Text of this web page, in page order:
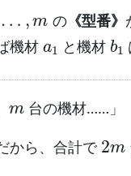
の《型番》
機材
a 1
と機材
b 1
台の機材……」
から、合計で
2